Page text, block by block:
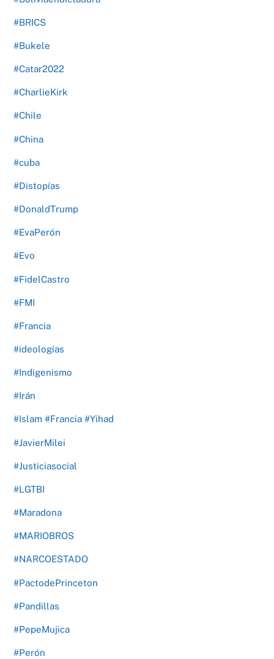
#BRICS
#Bukele
#Catar2022
#CharlieKirk
#Chile
#China
#cuba
#Distopías
#DonaldTrump
#EvaPerón
#Evo
#FidelCastro
#FMI
#Francia
#ideologías
#Indigenismo
#Irán
#Islam #Francia #Yihad
#JavierMilei
#Justiciasocial
#LGTBI
#Maradona
#MARIOBROS
#NARCOESTADO
#PactodePrinceton
#Pandillas
#PepeMujica
#Perón